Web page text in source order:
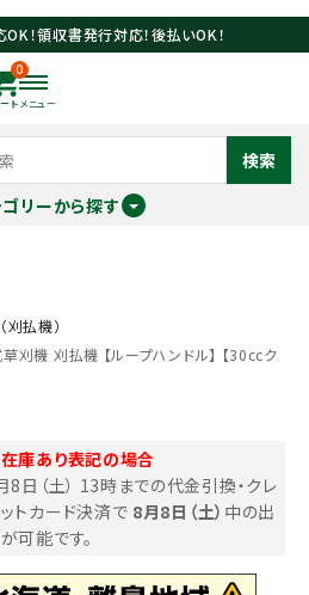
OK！領収書発行対応！後払いOK！
0
ト メニュー
検索
リーから探す
search
刈払機）
刈機 刈払機 【ループハンドル】 【30ccク
庫あり表記の場合
8日（土） 13時までの代金引換・クレ
トカード決済で 8月8日（土） 中の出
可能です。